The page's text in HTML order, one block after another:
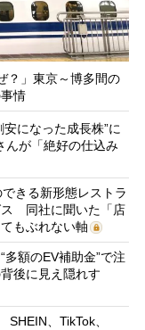
？」東京～博多間の
情
になった成長株”に
が「絶好の仕込み
きる新形態レストラ
ス 同社に聞いた「店
もぶれない軸
多額のEV補助金”で注
後に見え隠れす
、TikTok、